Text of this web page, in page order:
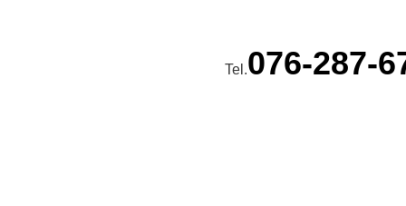
Tel.076-287-